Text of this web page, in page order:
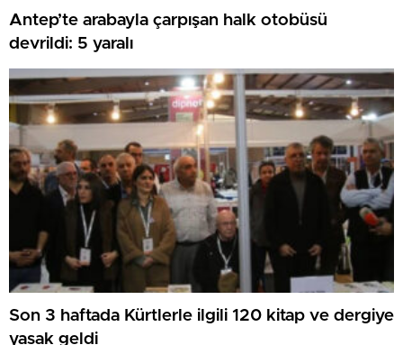
Antep’te arabayla çarpışan halk otobüsü
devrildi: 5 yaralı
Son 3 haftada Kürtlerle ilgili 120 kitap ve dergiye
yasak geldi